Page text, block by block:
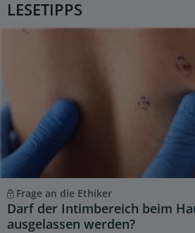
LESETIPPS
Frage an die Ethiker
Darf der Intimbereich beim
ausgelassen werden?